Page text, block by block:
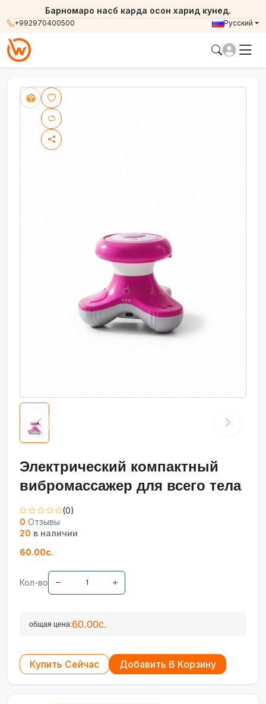
+992970400500
Барномаро насб карда осон харид кунед.
Русский
Электрический компактный
вибромассажер для всего тела
(0)
0 Отзывы
20 в наличии
60.00с.
Кол-во
общая цена:60.00с.
Купить Сейчас Добавить В Корзину